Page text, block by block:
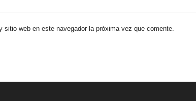
sitio web en este navegador la próxima vez que comente.